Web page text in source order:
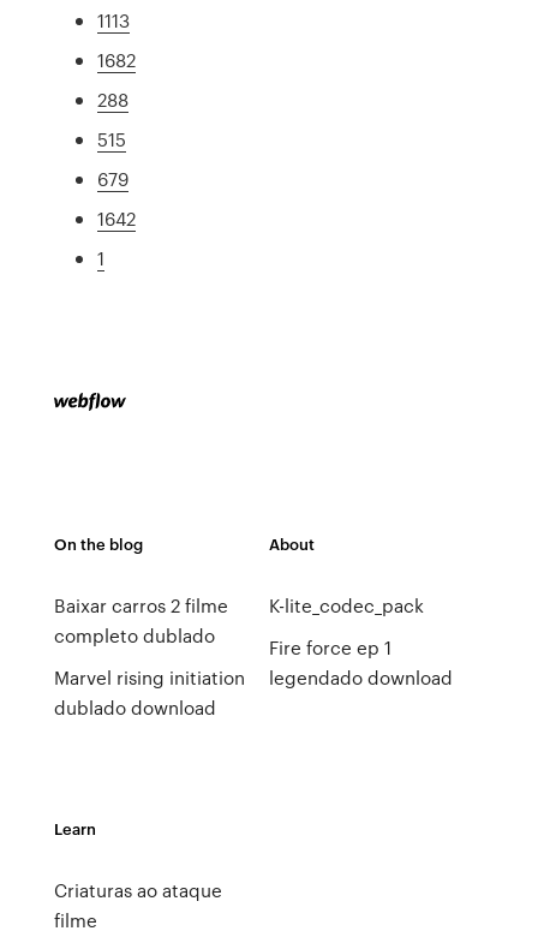
1113
1682
288
515
679
1642
1
On the blog
Baixar carros 2 filme
completo dublado
Marvel rising initiation
dublado download
About
K-lite_codec_pack
Fire force ep 1
legendado download
Learn
Criaturas ao ataque
filme